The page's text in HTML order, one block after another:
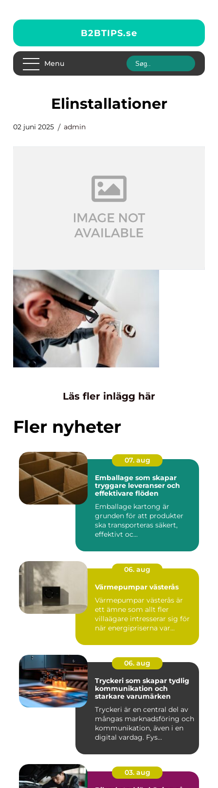
B2BTIPS.se
Menu
elinstallationer
02 juni 2025 admin
Läs fler inlägg här
Fler nyheter
07. aug
Emballage som skapar
tryggare leveranser och
effektivare flöden
Emballage kartong är
grunden för att produkter
ska transporteras säkert,
effektivt oc...
06. aug
Värmepumpar västerås
Värmepumpar västerås är
ett ämne som allt fler
villaägare intresserar sig för
när energipriserna var...
06. aug
Tryckeri som skapar tydlig
kommunikation och
starkare varumärken
Tryckeri är en central del av
mångas marknadsföring och
kommunikation, även i en
digital vardag. Fys...
03. aug